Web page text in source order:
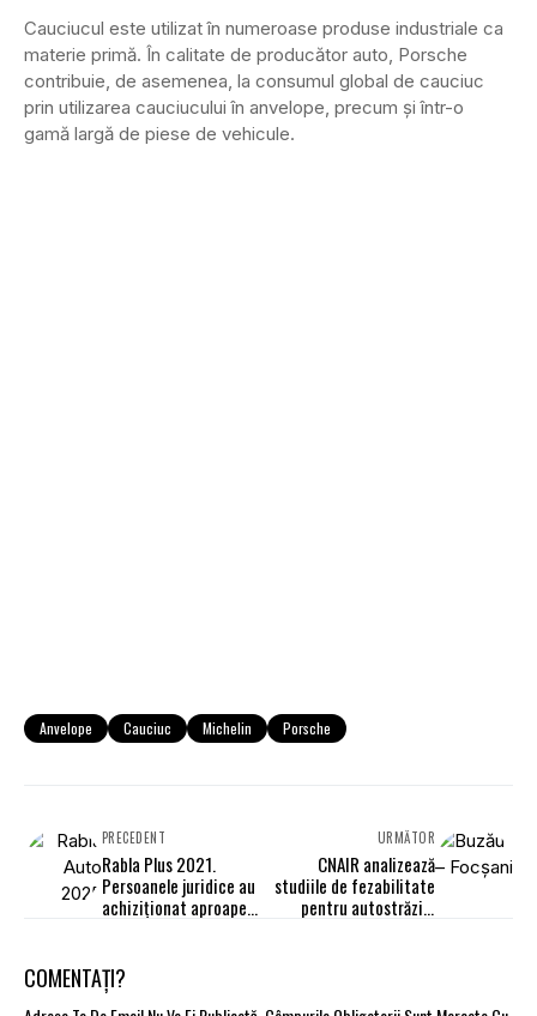
Cauciucul este utilizat în numeroase produse industriale ca
materie primă. În calitate de producător auto, Porsche
contribuie, de asemenea, la consumul global de cauciuc
prin utilizarea cauciucului în anvelope, precum și într-o
gamă largă de piese de vehicule.
Anvelope Cauciuc Michelin Porsche
PRECEDENT
Rabla Plus 2021.
Persoanele juridice au
achiziţionat aproape
URMĂTOR
CNAIR analizează
studiile de fezabilitate
pentru autostrăzile
COMENTAȚI?